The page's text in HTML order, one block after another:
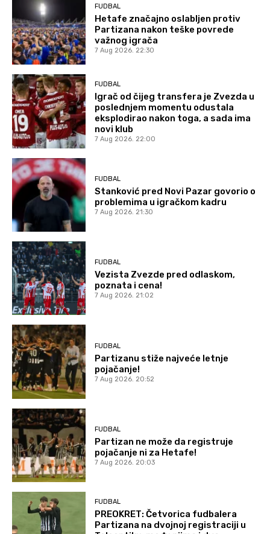
FUDBAL
Hetafe značajno oslabljen protiv
Partizana nakon teške povrede
važnog igrača
7 Aug 2026. 22:30
FUDBAL
Igrač od čijeg transfera je Zvezda u
poslednjem momentu odustala
eksplodirao nakon toga, a sada ima
novi klub
7 Aug 2026. 22:00
FUDBAL
Stanković pred Novi Pazar govorio o
problemima u igračkom kadru
7 Aug 2026. 21:30
FUDBAL
Vezista Zvezde pred odlaskom,
poznata i cena!
7 Aug 2026. 21:02
FUDBAL
Partizanu stiže najveće letnje
pojačanje!
7 Aug 2026. 20:52
FUDBAL
Partizan ne može da registruje
pojačanje ni za Hetafe!
7 Aug 2026. 20:03
FUDBAL
PREOKRET: Četvorica fudbalera
Partizana na dvojnoj registraciji u